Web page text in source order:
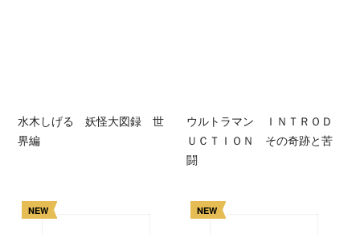
水木しげる 妖怪大図録 世
界編
ウルトラマン ＩＮＴＲＯＤ
ＵＣＴＩＯＮ その奇跡と苦
闘
NEW NEW